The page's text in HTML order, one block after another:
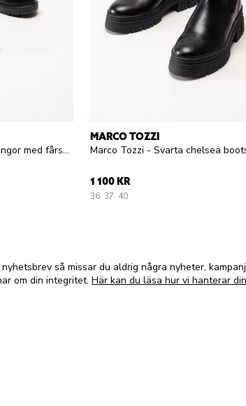
G Comfort - Svarta skinnkängor med fårskinnsfoder
MARCO TOZZI
Marco Tozzi - Svarta chelsea
1 100 KR
36 37 40
så missar du aldrig några nyheter,
om din integritet. Här kan du läsa hur vi hanterar